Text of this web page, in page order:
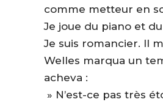
comme metteur en
Je joue du piano et
Je suis romancier. Il
Welles marqua un
acheva :
» N’est-ce pas très